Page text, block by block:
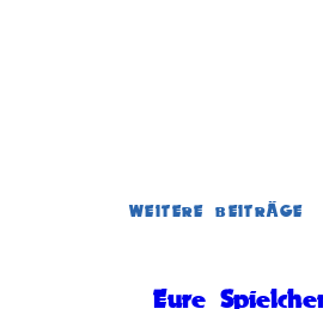
WEITERE BEITRÄGE
Eure